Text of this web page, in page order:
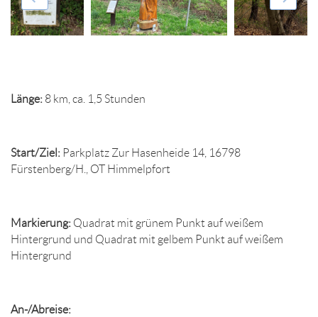
Länge: 8 km, ca. 1,5 Stunden
Start/Ziel: Parkplatz Zur Hasenheide 14, 16798
Fürstenberg/H., OT Himmelpfort
Markierung: Quadrat mit grünem Punkt auf weißem
Hintergrund und Quadrat mit gelbem Punkt auf weißem
Hintergrund
An-/Abreise: